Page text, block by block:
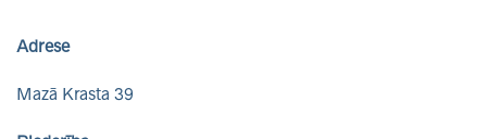
Adrese
Mazā Krasta 39